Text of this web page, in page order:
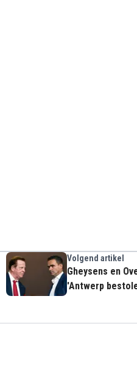
Volgend artikel
Gheysens en
'Antwerp